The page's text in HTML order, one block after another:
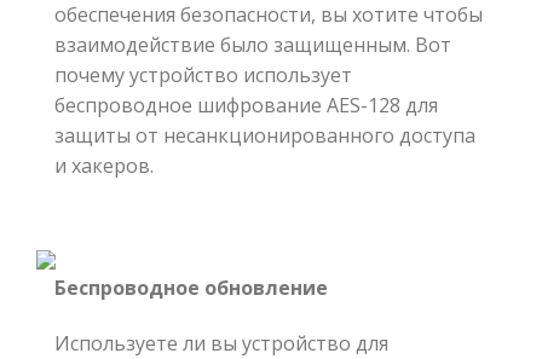
обеспечения безопасности, вы хотите чтобы
взаимодействие было защищенным. Вот
почему устройство использует
беспроводное шифрование AES-128 для
защиты от несанкционированного доступа
и хакеров.
Беспроводное обновление
Используете ли вы устройство для